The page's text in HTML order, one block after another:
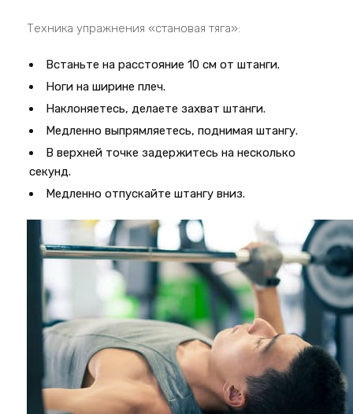
Техника упражнения «становая тяга»:
Встаньте на расстояние 10 см от штанги.
Ноги на ширине плеч.
Наклоняетесь, делаете захват штанги.
Медленно выпрямляетесь, поднимая штангу.
В верхней точке задержитесь на несколько
секунд.
Медленно отпускайте штангу вниз.